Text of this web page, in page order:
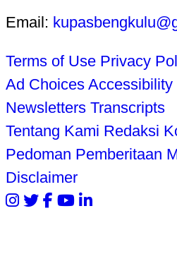
Email:
Terms of Use Privacy
Ad Choices Accessibility
Newsletters Transcripts
Tentang Kami Redaksi
Pedoman Pemberitaan
Disclaimer